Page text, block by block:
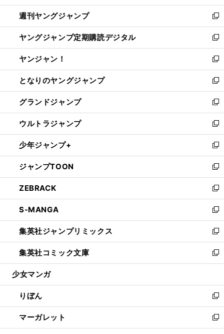
開
く
ウ
で
開
く
ン
ド
ウ
で
開
く
ウ
ィ
ン
ド
ウ
で
開
く
週刊ヤングジャンプ
新
し
い
ウ
ィ
ン
ド
ウ
で
開
く
ヤングジャンプ定期購読デジタル
新
し
い
ウ
ィ
ン
ド
ウ
で
開
く
ヤンジャン！
新
し
い
ウ
ィ
ン
ド
ウ
で
開
く
となりのヤングジャンプ
新
し
い
ウ
ィ
ン
ド
ウ
で
開
く
グランドジャンプ
新
し
い
ウ
ィ
ン
ド
ウ
で
開
く
ウルトラジャンプ
新
し
い
ウ
ィ
ン
ド
ウ
で
開
く
少年ジャンプ+
新
し
い
ウ
ィ
ン
ド
ウ
で
開
く
ジャンプTOON
新
し
い
ウ
ィ
ン
ド
ウ
で
開
ZEBRACK
新
し
い
ウ
ィ
ン
ド
ウ
開
く
S-MANGA
新
し
い
ウ
ィ
ン
ウ
で
開
く
集英社ジャンプリミックス
新
し
い
ウ
ン
ド
ウ
で
開
集英社コミック文庫
新
し
ウ
ィ
ン
ド
ウ
少女マンガ
りぼん
新
し
い
ウ
マーガレット
新
し